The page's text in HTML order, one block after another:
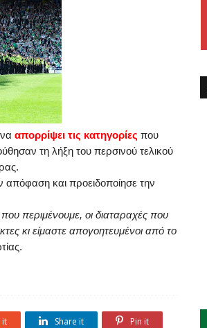
απορρίψει τις κατηγορίες που
τη λήξη του περσινού τελικού
απόφαση και προειδοποίησε την
περιμένουμε, οι διαταραχές που
κι είμαστε απογοητευμένοι από το
it Share it Pin it